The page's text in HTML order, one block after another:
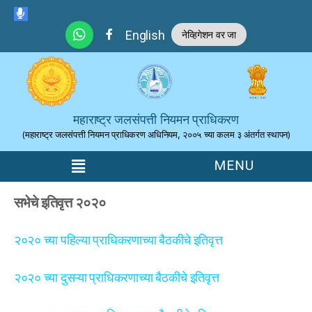
Skip to the content
English नेव्हिगेशन वर जा
महाराष्ट्र जलसंपत्ती नियमन प्राधिकरण
(महाराष्ट्र जलसंपत्ती नियमन प्राधिकरण अधिनियम, २००५ च्या कलम ३ अंतर्गत स्थापन)
सभेचे इतिवृत्त २०२०
२०२० च्या पहिल्या प्राधिकरणाच्या बैठकीचे इतिवृत्त
२०२० च्या दुसऱ्या प्राधिकरणाच्या बैठकीचे इतिवृत्त